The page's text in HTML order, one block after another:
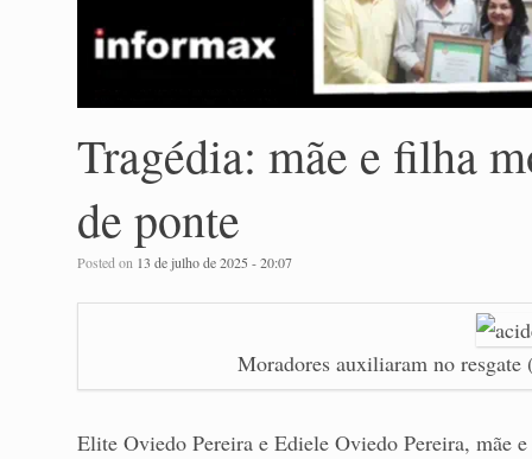
Tragédia: mãe e filha
de ponte
Posted on 13 de julho de 2025 - 20:07
Moradores auxiliaram no
Elite Oviedo Pereira e Ediele Oviedo Pereira, mãe